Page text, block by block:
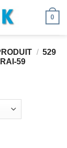
0
/ 529
59